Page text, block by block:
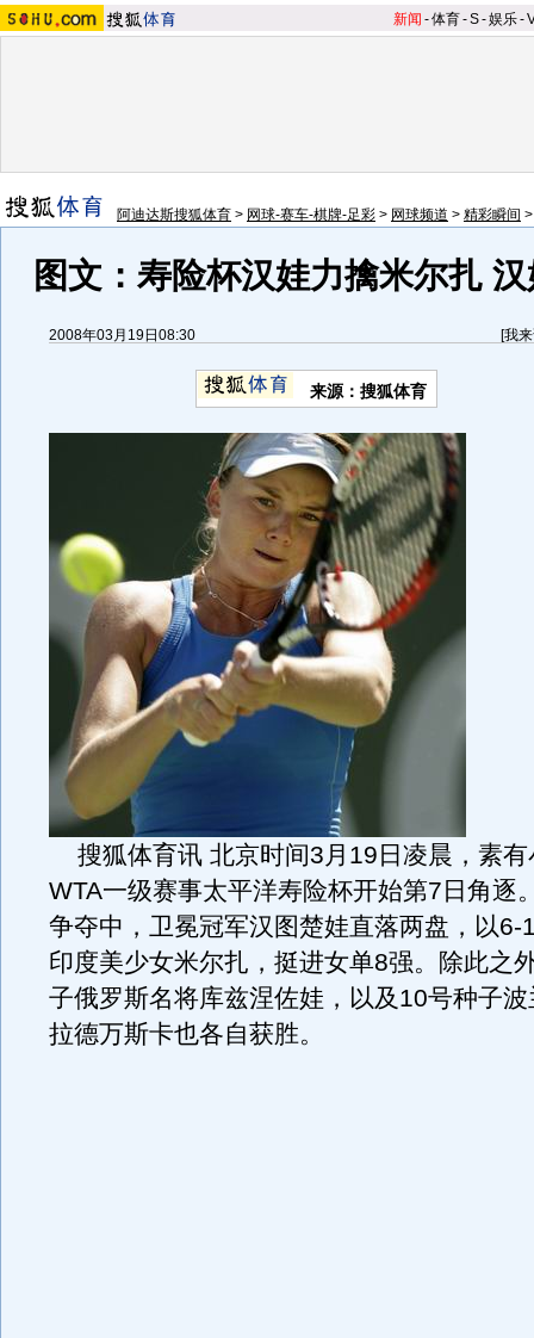
新闻 -体育-S-娱乐-
阿迪达斯搜狐体育 > 网球-赛车-棋牌-足彩 > 网球频道 > 精彩瞬间
图文：寿险杯汉娃力擒米尔扎
2008年03月19日08:30 [我
来源：搜狐体育
搜狐体育讯 北京时间3月19日凌晨，素有
WTA一级赛事太平洋寿险杯开始第7日角逐
争夺中，卫冕冠军汉图楚娃直落两盘，以6-
印度美少女米尔扎，挺进女单8强。除此之
子俄罗斯名将库兹涅佐娃，以及10号种子
拉德万斯卡也各自获胜。